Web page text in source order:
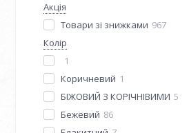
Акція
Товари зі знижками 967
Колір
1
Коричневий 1
БІЖОВИЙ З КОРІЧНІВИМИ 5
Бежевий 86